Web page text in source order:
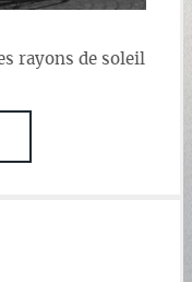
rayons de soleil